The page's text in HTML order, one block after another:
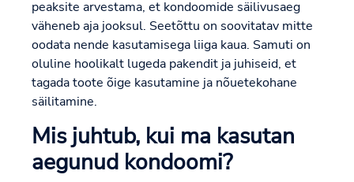
peaksite arvestama, et kondoomide säilivusaeg
väheneb aja jooksul. Seetõttu on soovitatav mitte
oodata nende kasutamisega liiga kaua. Samuti on
oluline hoolikalt lugeda pakendit ja juhiseid, et
tagada toote õige kasutamine ja nõuetekohane
säilitamine.
Mis juhtub, kui ma kasutan
aegunud kondoomi?